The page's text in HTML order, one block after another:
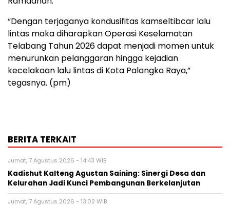
“Dengan terjaganya kondusifitas kamseltibcar lalu
lintas maka diharapkan Operasi Keselamatan
Telabang Tahun 2026 dapat menjadi momen untuk
menurunkan pelanggaran hingga kejadian
kecelakaan lalu lintas di Kota Palangka Raya,”
tegasnya. (pm)
BERITA TERKAIT
Jumat, 7 Agustus 2026 - 14:43 WIB
Kadishut Kalteng Agustan Saining: Sinergi Desa dan
Kelurahan Jadi Kunci Pembangunan Berkelanjutan
Jumat, 7 Agustus 2026 - 13:02 WIB